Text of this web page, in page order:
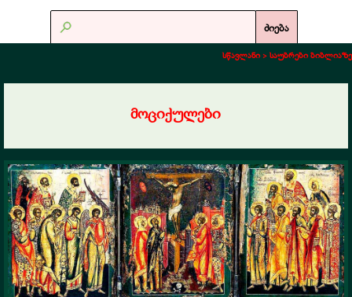
ძიება
სწავლანი > საუბრები ბიბლიაზე
მოციქულები